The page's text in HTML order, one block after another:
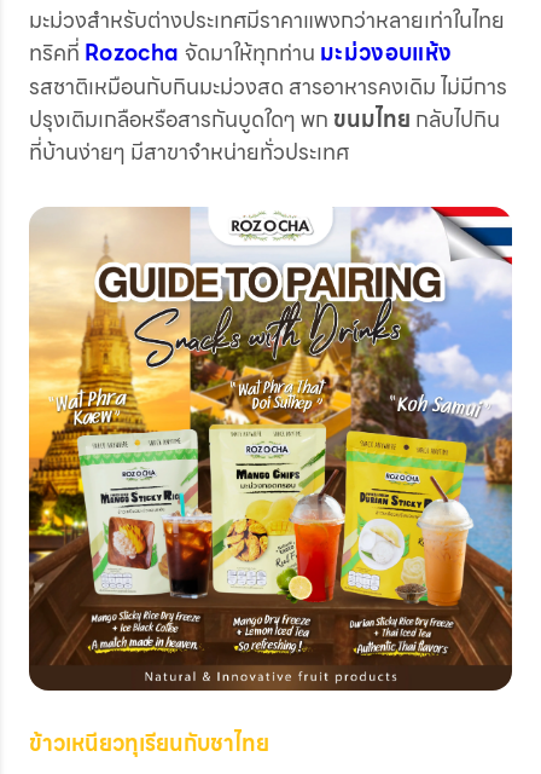
มะม่วงสำหรับต่างประเทศมีราคาแพงกว่าหลายเท่าในไทย
ทริคที่ Rozocha จัดมาให้ทุกท่าน มะม่วงอบแห้ง
รสชาติเหมือนกับกินมะม่วงสด สารอาหารคงเดิม ไม่มีการ
ปรุงเติมเกลือหรือสารกันบูดใดๆ พก ขนมไทย กลับไปกิน
ที่บ้านง่ายๆ มีสาขาจำหน่ายทั่วประเทศ
ข้าวเหนียวทุเรียนกับชาไทย